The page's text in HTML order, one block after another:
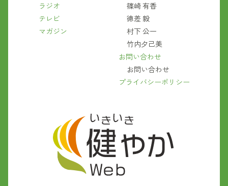
ラジオ
テレビ
マガジン
篠崎 有香
徳差 毅
村下 公一
竹内夕己美
お問い合わせ
お問い合わせ
プライバシーポリシー